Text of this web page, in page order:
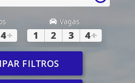
4+
Vagas
1 2 3 4+
FILTROS